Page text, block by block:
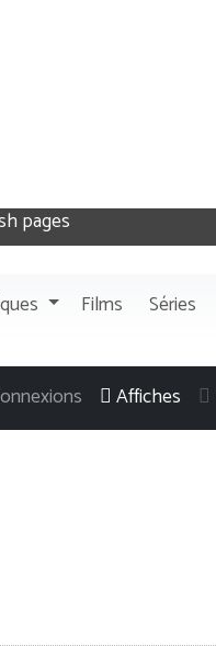
Films Séries
Affiches